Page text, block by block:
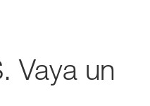
Vaya un